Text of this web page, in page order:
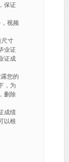
保证
视频
尺寸
业证
证成
您的
，为
删除
成绩
以根